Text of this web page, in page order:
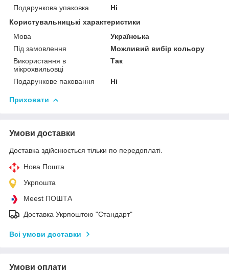
Подарункова упаковка
Ні
Користувальницькі характеристики
Мова
Українська
Під замовлення
Можливий вибір кольору
Використання в
мікрохвильовці
Так
Подарункове паковання Ні
Приховати
Умови доставки
Доставка здійснюється тільки по передоплаті.
Нова Пошта
Укрпошта
Meest ПОШТА
Доставка Укрпоштою "Стандарт"
Всі умови доставки
Умови оплати